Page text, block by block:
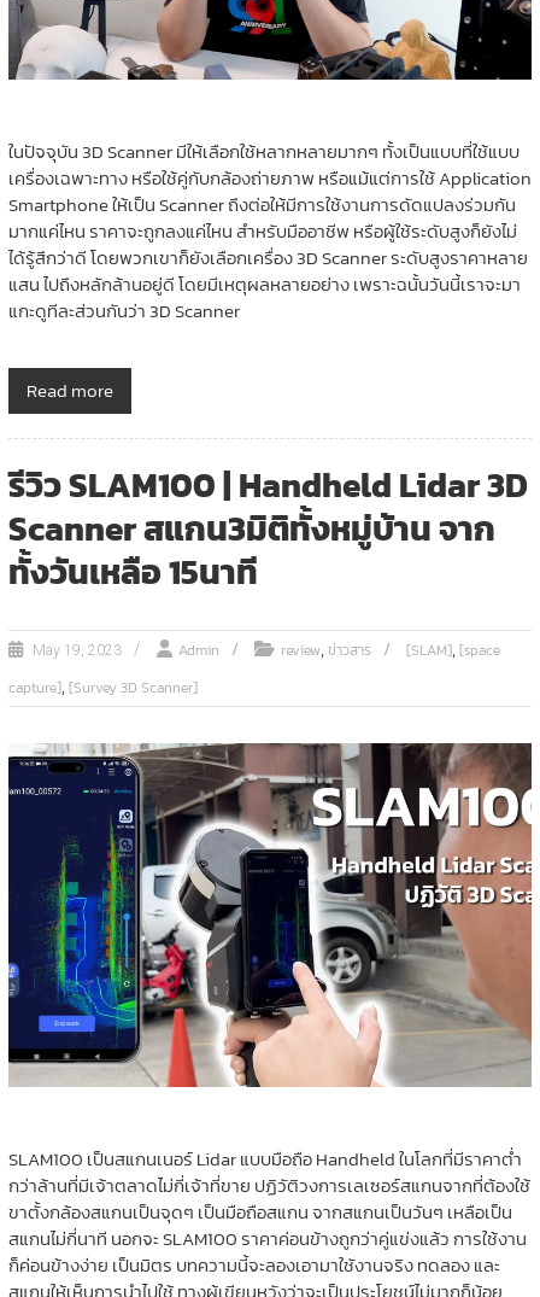
ในปัจจุบัน 3D Scanner มีให้เลือกใช้หลากหลายมากๆ ทั้งเป็นแบบที่ใช้แบบ
เครื่องเฉพาะทาง หรือใช้คู่กับกล้องถ่ายภาพ หรือแม้แต่การใช้ Application
Smartphone ให้เป็น Scanner ถึงต่อให้มีการใช้งานการดัดแปลงร่วมกัน
มากแค่ไหน ราคาจะถูกลงแค่ไหน สำหรับมืออาชีพ หรือผู้ใช้ระดับสูงก็ยังไม่
ได้รู้สึกว่าดี โดยพวกเขาก็ยังเลือกเครื่อง 3D Scanner ระดับสูงราคาหลาย
แสน ไปถึงหลักล้านอยู่ดี โดยมีเหตุผลหลายอย่าง เพราะฉนั้นวันนี้เราจะมา
แกะดูทีละส่วนกันว่า 3D Scanner
Read more
รีวิว SLAM100 | Handheld Lidar 3D
Scanner สแกน3มิติทั้งหมู่บ้าน จาก
ทั้งวันเหลือ 15นาที
May 19, 2023 Admin review,ข่าวสาร [SLAM],[space
capture],[Survey 3D Scanner]
SLAM100 เป็นสแกนเนอร์ Lidar แบบมือถือ Handheld ในโลกที่มีราคาต่ำ
กว่าล้านที่มีเจ้าตลาดไม่กี่เจ้าที่ขาย ปฏิวัติวงการเลเซอร์สแกนจากที่ต้องใช้
ขาตั้งกล้องสแกนเป็นจุดๆ เป็นมือถือสแกน จากสแกนเป็นวันๆ เหลือเป็น
สแกนไม่กี่นาที นอกจะ SLAM100 ราคาค่อนข้างถูกว่าคู่แข่งแล้ว การใช้งาน
ก็ค่อนข้างง่าย เป็นมิตร บทความนี้จะลองเอามาใชังานจริง ทดลอง และ